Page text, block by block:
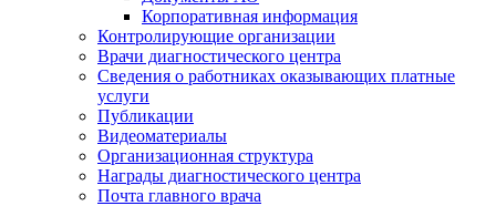
Корпоративная информация
Контролирующие организации
Врачи диагностического центра
Сведения о работниках оказывающих платные
услуги
Публикации
Видеоматериалы
Организационная структура
Награды диагностического центра
Почта главного врача